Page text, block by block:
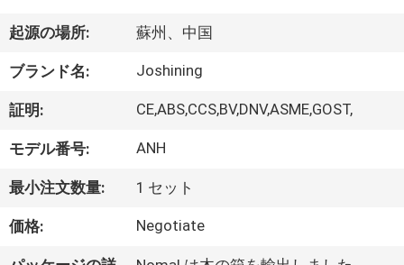
品
わ
た
し
ち
起源の場所: 蘇州、中国
ブランド名: Joshining
証明: CE,ABS,CCS,BV,DNV,ASME,GOST,
モデル番号: ANH
最小注文数量: 1 セット
価格: Negotiate